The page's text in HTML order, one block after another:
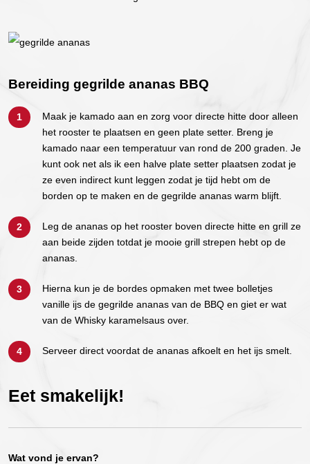
Bereiding gegrilde ananas BBQ
Maak je kamado aan en zorg voor directe hitte door alleen
het rooster te plaatsen en geen plate setter. Breng je
kamado naar een temperatuur van rond de 200 graden. Je
kunt ook net als ik een halve plate setter plaatsen zodat je
ze even indirect kunt leggen zodat je tijd hebt om de
borden op te maken en de gegrilde ananas warm blijft.
Leg de ananas op het rooster boven directe hitte en grill ze
aan beide zijden totdat je mooie grill strepen hebt op de
ananas.
Hierna kun je de bordes opmaken met twee bolletjes
vanille ijs de gegrilde ananas van de BBQ en giet er wat
van de Whisky karamelsaus over.
Serveer direct voordat de ananas afkoelt en het ijs smelt.
Eet smakelijk!
Wat vond je ervan?